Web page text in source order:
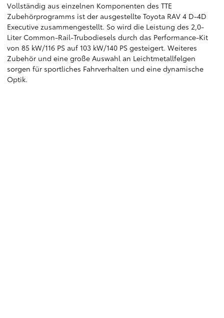
Vollständig aus einzelnen Komponenten des TTE
Zubehörprogramms ist der ausgestellte Toyota RAV 4 D-4D
Executive zusammengestellt. So wird die Leistung des 2,0-
Liter Common-Rail-Trubodiesels durch das Performance-Kit
von 85 kW/116 PS auf 103 kW/140 PS gesteigert. Weiteres
Zubehör und eine große Auswahl an Leichtmetallfelgen
sorgen für sportliches Fahrverhalten und eine dynamische
Optik.